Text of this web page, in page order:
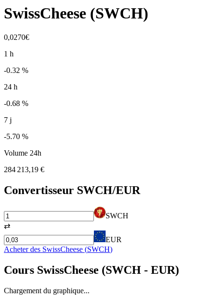
SwissCheese (SWCH)
0,0270€
1 h
-0.32 %
24 h
-0.68 %
7 j
-5.70 %
Volume 24h
284 213,19 €
Convertisseur SWCH/EUR
SWCH
⇄
EUR
Acheter des SwissCheese (SWCH)
Cours SwissCheese (SWCH - EUR)
Chargement du graphique...